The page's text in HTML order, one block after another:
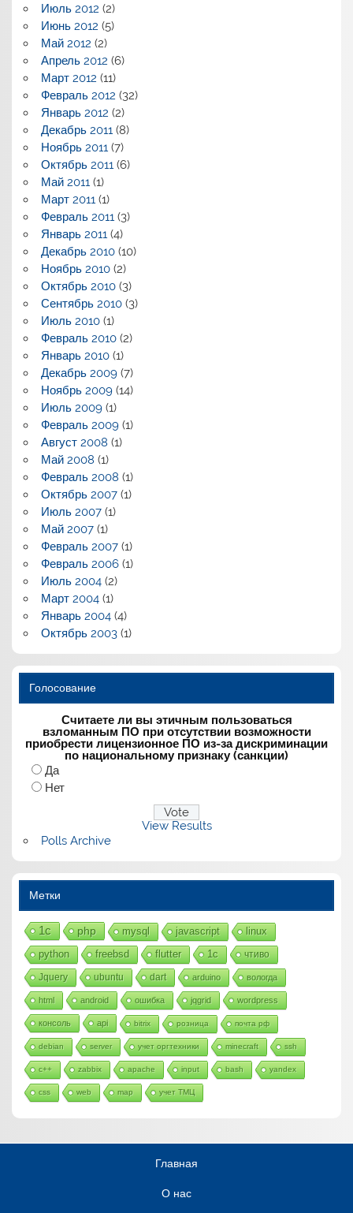
Июль 2012 (2)
Июнь 2012 (5)
Май 2012 (2)
Апрель 2012 (6)
Март 2012 (11)
Февраль 2012 (32)
Январь 2012 (2)
Декабрь 2011(8)
Ноябрь 2011(7)
Октябрь 2011(6)
Май 2011(1)
Март 2011(1)
Февраль 2011(3)
Январь 2011(4)
Декабрь 2010(10)
Ноябрь 2010(2)
Октябрь 2010(3)
Сентябрь 2010(3)
Июль 2010(1)
Февраль 2010(2)
Январь 2010(1)
Декабрь 2009(7)
Ноябрь 2009(14)
Июль 2009(1)
Февраль 2009(1)
Август 2008 (1)
Май 2008 (1)
Февраль 2008 (1)
Октябрь 2007(1)
Июль 2007(1)
Май 2007(1)
Февраль 2007(1)
Февраль 2006(1)
Июль 2004(2)
Март 2004(1)
Январь 2004(4)
Октябрь 2003(1)
Голосование
Считаете ли вы этичным пользоваться
взломанным ПО при отсутствии возможности
приобрести лицензионное ПО из-за дискриминации
по национальному признаку (санкции)
Да
Нет
View Results
Polls Archive
Метки
1с php mysql javascript linux
python freebsd flutter 1c чтиво
Jquery ubuntu dart arduino вологда
html android ошибка jqgrid wordpress
консоль api bitrix розница почта рф
debian server учет оргтехники minecraft ssh
c++ zabbix apache input bash yandex
css web map учет ТМЦ
Главная
О нас